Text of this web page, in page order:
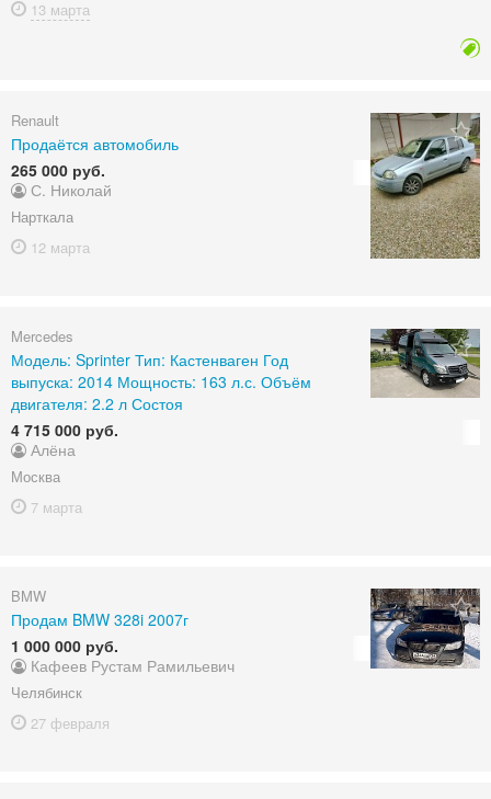
13 марта
Renault
Продаётся автомобиль
265 000 руб.
С. Николай
Нарткала
12 марта
Mercedes
Модель: Sprinter Тип: Кастенваген Год
выпуска: 2014 Мощность: 163 л.с. Объём
двигателя: 2.2 л Состоя
4 715 000 руб.
Алёна
Москва
7 марта
BMW
Продам BMW 328i 2007г
1 000 000 руб.
Кафеев Рустам Рамильевич
Челябинск
27 февраля